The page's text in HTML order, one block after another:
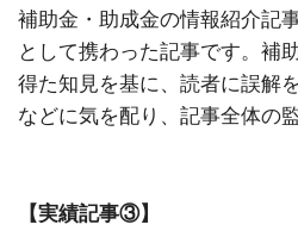
補助金・助成金の情報紹介記
として携わった記事です。補
得た知見を基に、読者に誤解
などに気を配り、記事全体の
【実績記事③】